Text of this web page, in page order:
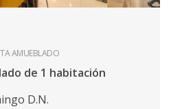
AMUEBLADO
de 1 habitación
D.N.